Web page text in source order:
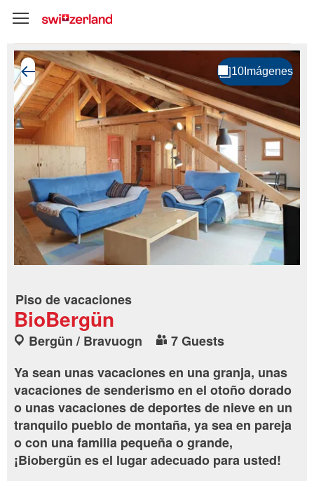
Piso de vacaciones
BioBergün
Bergün / Bravuogn
7 Guests
Ya sean unas vacaciones en una granja, unas
vacaciones de senderismo en el otoño dorado
o unas vacaciones de deportes de nieve en un
tranquilo pueblo de montaña, ya sea en pareja
o con una familia pequeña o grande,
¡Biobergün es el lugar adecuado para usted!